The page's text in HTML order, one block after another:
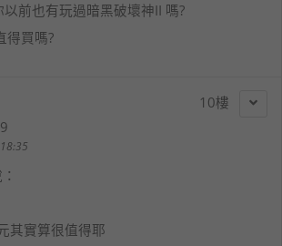
以前也有玩過暗黑破壞神II 嗎?
得買嗎?
10
其實算很值得耶